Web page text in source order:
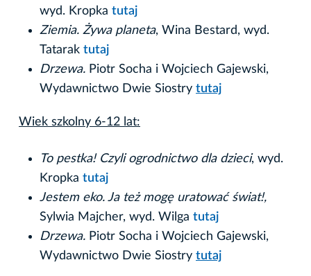
wyd. Kropka tutaj
Ziemia. Żywa planeta, Wina Bestard, wyd.
Tatarak tutaj
Drzewa. Piotr Socha i Wojciech Gajewski,
Wydawnictwo Dwie Siostry tutaj
Wiek szkolny 6-12 lat:
To pestka! Czyli ogrodnictwo dla dzieci, wyd.
Kropka tutaj
Jestem eko. Ja też mogę uratować świat!,
Sylwia Majcher, wyd. Wilga tutaj
Drzewa. Piotr Socha i Wojciech Gajewski,
Wydawnictwo Dwie Siostry tutaj